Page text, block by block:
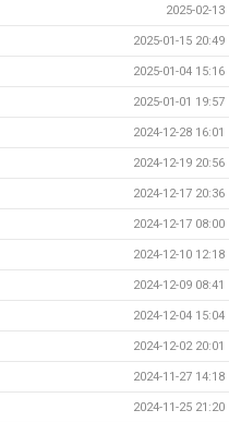
2025-02-13
2025-01-15 20:49
2025-01-04 15:16
2025-01-01 19:57
2024-12-28 16:01
2024-12-19 20:56
2024-12-17 20:36
2024-12-17 08:00
2024-12-10 12:18
2024-12-09 08:41
2024-12-04 15:04
2024-12-02 20:01
2024-11-27 14:18
2024-11-25 21:20